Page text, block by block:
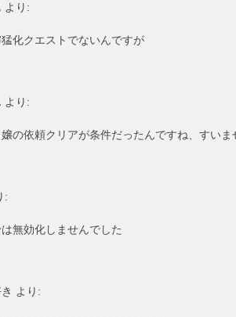
より:
化クエストでないんですが
より:
の依頼クリアが条件だったんですね、すいま
:
無効化しませんでした
より: